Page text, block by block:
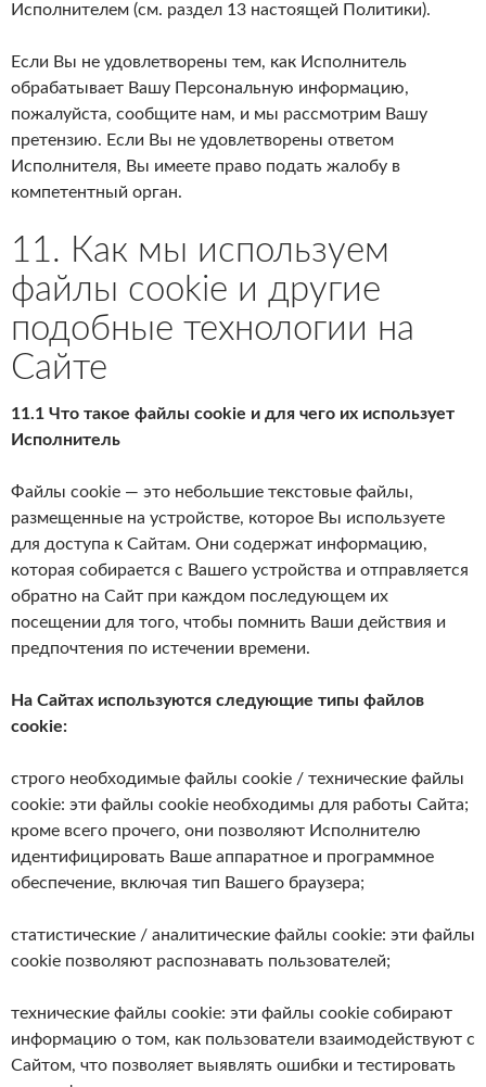
Исполнителем (см. раздел 13 настоящей Политики).
Если Вы не удовлетворены тем, как Исполнитель
обрабатывает Вашу Персональную информацию,
пожалуйста, сообщите нам, и мы рассмотрим Вашу
претензию. Если Вы не удовлетворены ответом
Исполнителя, Вы имеете право подать жалобу в
компетентный орган.
11. Как мы используем
файлы cookie и другие
подобные технологии на
Сайте
11.1 Что такое файлы cookie и для чего их использует
Исполнитель
Файлы cookie — это небольшие текстовые файлы,
размещенные на устройстве, которое Вы используете
для доступа к Сайтам. Они содержат информацию,
которая собирается с Вашего устройства и отправляется
обратно на Сайт при каждом последующем их
посещении для того, чтобы помнить Ваши действия и
предпочтения по истечении времени.
На Сайтах используются следующие типы файлов
cookie:
строго необходимые файлы cookie / технические файлы
cookie: эти файлы cookie необходимы для работы Сайта;
кроме всего прочего, они позволяют Исполнителю
идентифицировать Ваше аппаратное и программное
обеспечение, включая тип Вашего браузера;
статистические / аналитические файлы cookie: эти файлы
cookie позволяют распознавать пользователей;
технические файлы cookie: эти файлы cookie собирают
информацию о том, как пользователи взаимодействуют с
Сайтом, что позволяет выявлять ошибки и тестировать